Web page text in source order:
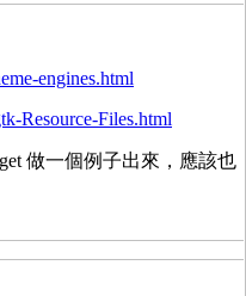
engines.html
Resource-Files.html
做一個例子出來，應該也